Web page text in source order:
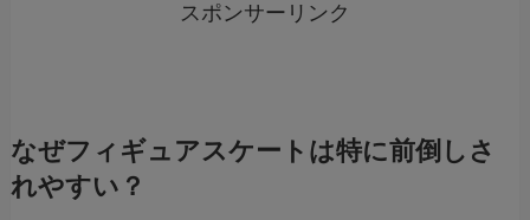
スポンサーリンク
なぜフィギュアスケートは特に前倒しさ
れやすい？